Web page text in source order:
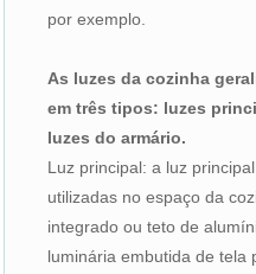
por exemplo.
As luzes da cozinha
em três tipos: luzes
luzes do armário.
Luz principal: a luz
utilizadas no espaço da
integrado ou teto de
luminária embutida de tela